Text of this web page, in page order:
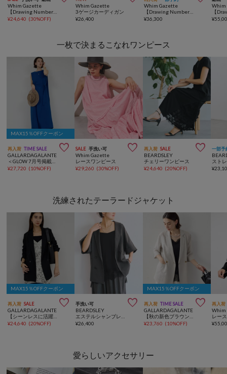
Whim Gazette
¥24,640 (30%OFF)
Whim Gazette
3ゲージカーディガン
¥26,400
Whim Gazette
【Drawing Numbers】センタープレスワイドパンツ
¥36,300
Whim
¥
一枚で決まるこなれワンピース
MAX15％OFFクーポン
再入荷 TIME SALE 
GALLARDAGALANTE
¥27,720 (10%OFF)
SALE 手洗い可 
Whim Gazette
レースワンピース
¥29,260 (30%OFF)
再入荷 SALE 
BEARDSLEY
チェリーワンピース
¥24,640 (20%OFF)
一部予
¥
洗練されたテーラードジャケット
MAX15％OFFクーポン
再入荷 SALE 
GALLARDAGALANTE
¥24,640 (20%OFF)
手洗い可 
BEARDSLEY
¥26,400
MAX15％OFFクーポン
再入荷 TIME SALE 
GALLARDAGALANTE
¥23,760 (10%OFF)
再入荷
Whim
¥
愛らしいアクセサリー